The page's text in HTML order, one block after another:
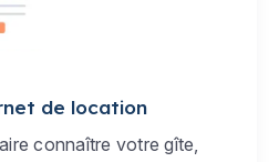
de location
connaître votre gîte,